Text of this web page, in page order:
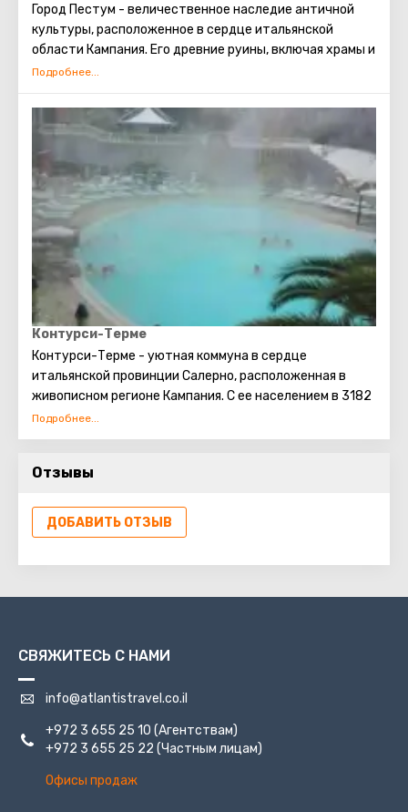
Город Пестум - величественное наследие античной
культуры, расположенное в сердце итальянской
области Кампания. Его древние руины, включая храмы и
некрополи, переносят посетителей в эпоху древнего
исследуя обширные археологические комплексы.
Пестум - это уникальная возможность погрузиться в
историю и красоту древности, насладиться
уникальной атмосферой и восхититься величием
прошлого.
Контурси-Терме
Контурси-Терме - уютная коммуна в сердце
итальянской провинции Салерно, расположенная в
живописном регионе Кампания. С ее населением в 3182
человека и площадью 28 км², это место пропитано
атмосферой спокойствия и гармонии. Почтовый индекс
славится своими термальными источниками и
уникальным очарованием и спокойствием.
Покровителем коммуны почитается святой Донат из
Отзывы
ДОБАВИТЬ ОТЗЫВ
СВЯЖИТЕСЬ С НАМИ
info@atlantistravel.co.il
+972 3 655 25 10 (Агентствам)
+972 3 655 25 22 (Частным лицам)
Офисы продаж